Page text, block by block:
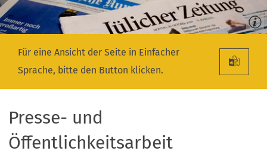
Für eine Ansicht der Seite in Einfacher
Sprache, bitte den Button klicken.
Presse- und
Öffentlichkeitsarbeit